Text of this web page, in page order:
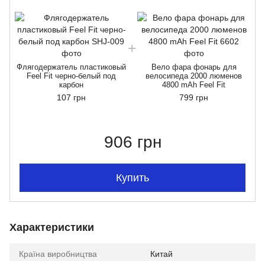
Флягодержатель пластиковый
Feel Fit черно-белый под
карбон
107 грн
Вело фара фонарь для
велосипеда 2000 люменов
4800 mAh Feel Fit
799 грн
906 грн
Купить
Характеристики
Країна виробництва Китай